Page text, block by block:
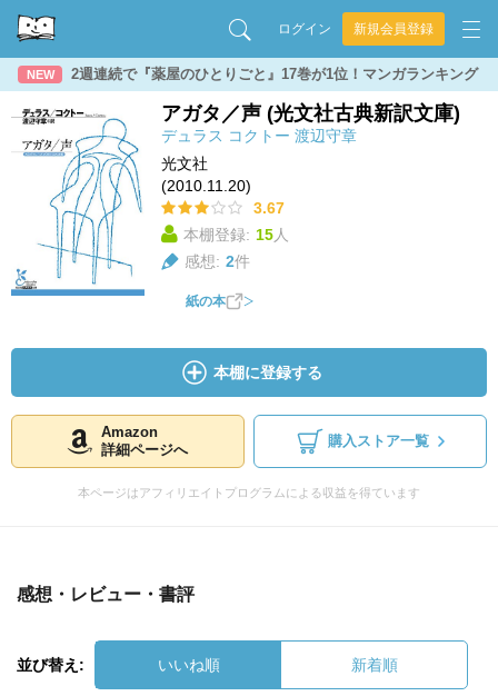
ログイン 新規会員登録
NEW 2週連続で『薬屋のひとりごと』17巻が1位！マンガランキング
アガタ／声 (光文社古典新訳文庫)
デュラス コクトー 渡辺守章
光文社
(2010.11.20)
3.67
本棚登録: 15人
感想: 2件
紙の本
本棚に登録する
Amazon
詳細ページへ
購入ストア一覧
本ページはアフィリエイトプログラムによる収益を得ています
感想・レビュー・書評
並び替え: いいね順 新着順